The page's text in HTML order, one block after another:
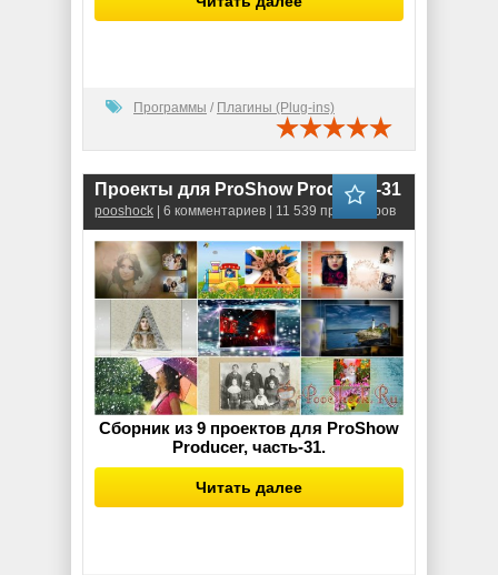
Программы / Плагины (Plug-ins)
Проекты для ProShow Producer-31
pooshock | 6 комментариев | 11 539 просмотров
Сборник из 9 проектов для ProShow
Producer, часть-31.
Читать далее